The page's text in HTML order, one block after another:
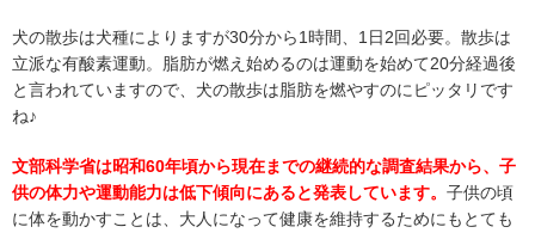
犬の散歩は犬種によりますが30分から1時間、1日2回必要。散歩は
立派な有酸素運動。脂肪が燃え始めるのは運動を始めて20分経過後
と言われていますので、犬の散歩は脂肪を燃やすのにピッタリです
ね♪
文部科学省は昭和60年頃から現在までの継続的な調査結果から、子
供の体力や運動能力は低下傾向にあると発表しています。 子供の頃
に体を動かすことは、大人になって健康を維持するためにもとても